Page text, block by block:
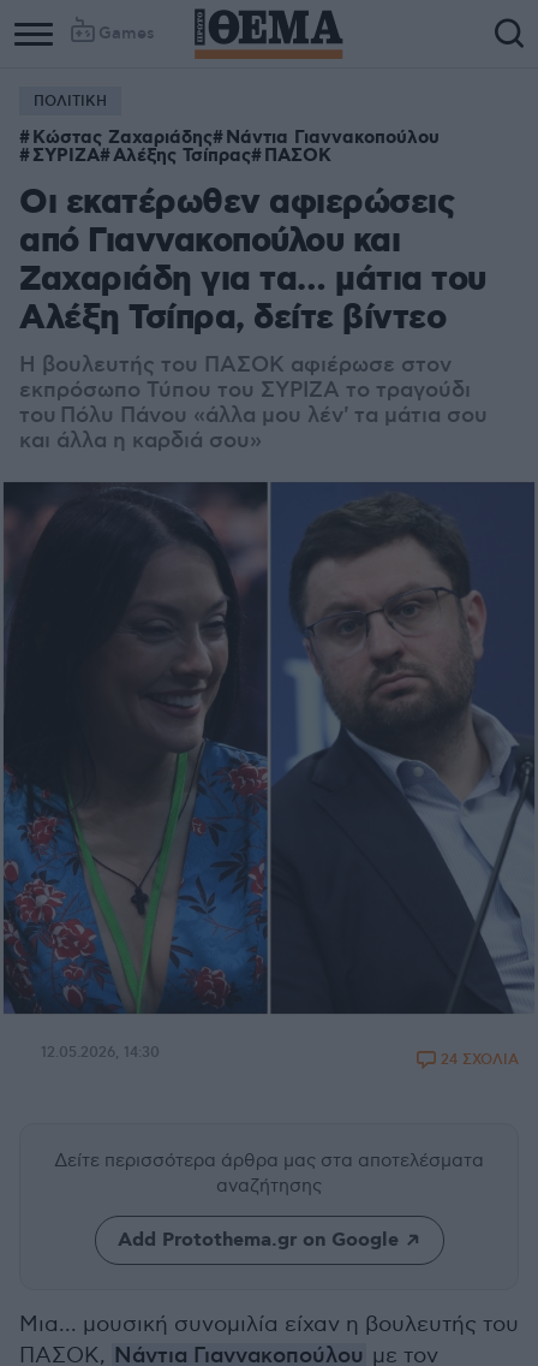
Games
ΠΟΛΙΤΙΚΗ
Κώστας Ζαχαριάδης Νάντια Γιαννακοπούλου
ΣΥΡΙΖΑ Αλέξης Τσίπρας ΠΑΣΟΚ
Οι εκατέρωθεν αφιερώσεις
από Γιαννακοπούλου και
Ζαχαριάδη για τα… μάτια του
Αλέξη Τσίπρα, δείτε βίντεο
Η βουλευτής του ΠΑΣΟΚ αφιέρωσε στον
εκπρόσωπο Τύπου του ΣΥΡΙΖΑ το τραγούδι
του Πόλυ Πάνου «άλλα μου λέν' τα μάτια σου
και άλλα η καρδιά σου»
12.05.2026, 14:30 24 ΣΧΟΛΙΑ
Δείτε περισσότερα άρθρα μας στα αποτελέσματα
αναζήτησης
Add Protothema.gr on Google
Μια... μουσική συνομιλία είχαν η βουλευτής του
ΠΑΣΟΚ, Νάντια Γιαννακοπούλου με τον